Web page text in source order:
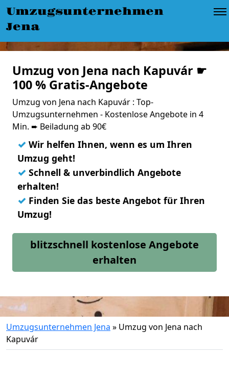
Umzugsunternehmen
Jena
Umzug von Jena nach Kapuvár ☛
100 % Gratis-Angebote
Umzug von Jena nach Kapuvár : Top-
Umzugsunternehmen - Kostenlose Angebote in 4
Min. ➨ Beiladung ab 90€
✓ Wir helfen Ihnen, wenn es um Ihren
Umzug geht!
✓ Schnell & unverbindlich Angebote
erhalten!
✓ Finden Sie das beste Angebot für Ihren
Umzug!
blitzschnell kostenlose Angebote
erhalten
Umzugsunternehmen Jena » Umzug von Jena nach
Kapuvár